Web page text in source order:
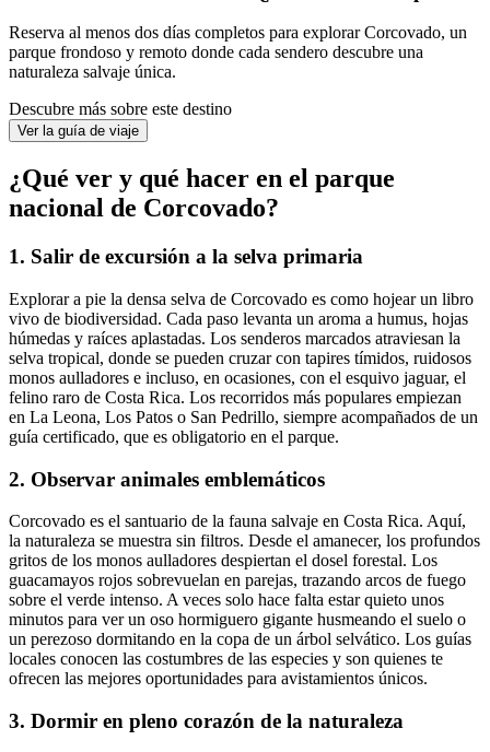
Reserva al menos dos días completos para explorar Corcovado, un
parque frondoso y remoto donde cada sendero descubre una
naturaleza salvaje única.
Descubre más sobre este destino
Ver la guía de viaje
¿Qué ver y qué hacer en el parque
nacional de Corcovado?
1. Salir de excursión a la selva primaria
Explorar a pie la densa selva de Corcovado es como hojear un libro
vivo de biodiversidad. Cada paso levanta un aroma a humus, hojas
húmedas y raíces aplastadas. Los senderos marcados atraviesan la
selva tropical, donde se pueden cruzar con tapires tímidos, ruidosos
monos aulladores e incluso, en ocasiones, con el esquivo jaguar, el
felino raro de Costa Rica. Los recorridos más populares empiezan
en La Leona, Los Patos o San Pedrillo, siempre acompañados de un
guía certificado, que es obligatorio en el parque.
2. Observar animales emblemáticos
Corcovado es el santuario de la fauna salvaje en Costa Rica. Aquí,
la naturaleza se muestra sin filtros. Desde el amanecer, los profundos
gritos de los monos aulladores despiertan el dosel forestal. Los
guacamayos rojos sobrevuelan en parejas, trazando arcos de fuego
sobre el verde intenso. A veces solo hace falta estar quieto unos
minutos para ver un oso hormiguero gigante husmeando el suelo o
un perezoso dormitando en la copa de un árbol selvático. Los guías
locales conocen las costumbres de las especies y son quienes te
ofrecen las mejores oportunidades para avistamientos únicos.
3. Dormir en pleno corazón de la naturaleza